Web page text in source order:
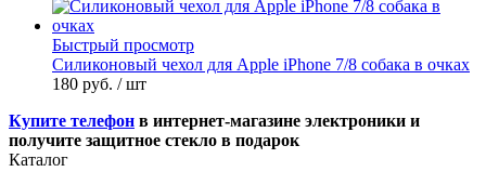
Быстрый просмотр
Силиконовый чехол для Apple iPhone 7/8 собака в очках
180 руб. / шт
Купите телефон в интернет-магазине электроники и
получите защитное стекло в подарок
Каталог